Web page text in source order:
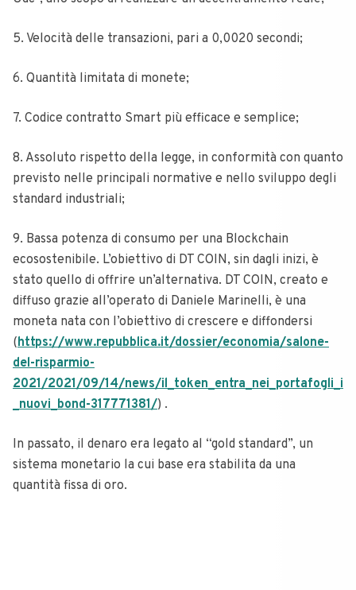
5. Velocità delle transazioni, pari a 0,0020 secondi;
6. Quantità limitata di monete;
7. Codice contratto Smart più efficace e semplice;
8. Assoluto rispetto della legge, in conformità con quanto
previsto nelle principali normative e nello sviluppo degli
standard industriali;
9. Bassa potenza di consumo per una Blockchain
ecosostenibile. L’obiettivo di DT COIN, sin dagli inizi, è
stato quello di offrire un’alternativa. DT COIN, creato e
diffuso grazie all’operato di Daniele Marinelli, è una
moneta nata con l’obiettivo di crescere e diffondersi
(https://www.repubblica.it/dossier/economia/salone-
del-risparmio-
2021/2021/09/14/news/il_token_entra_nei_portafogli_i
_nuovi_bond-317771381/) .
In passato, il denaro era legato al “gold standard”, un
sistema monetario la cui base era stabilita da una
quantità fissa di oro.